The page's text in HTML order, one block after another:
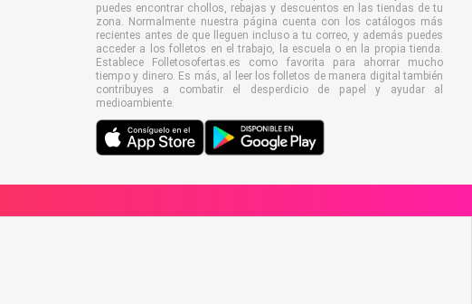
puedes encontrar chollos, rebajas y descuentos en las tiendas de tu
zona. Normalmente nuestra página cuenta con los catálogos más
recientes antes de que lleguen incluso a tu correo, y además puedes
acceder a los folletos en el trabajo, la escuela o en la propia tienda.
Establece Folletosofertas.es como favorita para ahorrar mucho
tiempo y dinero. Es más, al leer los folletos de manera digital también
contribuyes a combatir el desperdicio de papel y ayudar al
medioambiente.